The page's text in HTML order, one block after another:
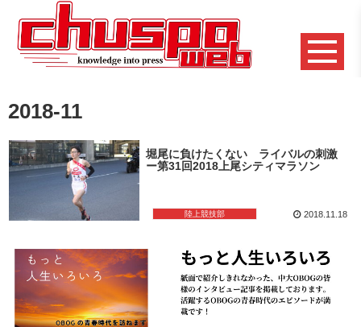
2018-11
陸上競技部
堀尾に負けたくない ライバルの刺激
ー第31回2018上尾シティマラソン
2018.11.18